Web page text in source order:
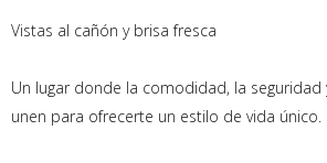
Vistas al cañón y brisa fresca
Un lugar donde la comodidad, la seguridad
unen para ofrecerte un estilo de vida único.